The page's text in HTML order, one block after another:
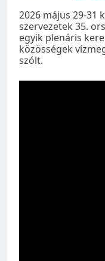
2026 május 29-31
szervezetek 35.
egyik plenáris
közösségek
szólt.